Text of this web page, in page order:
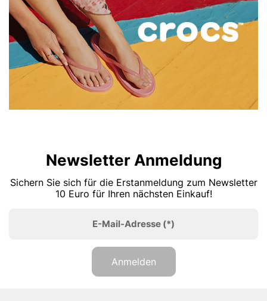
Newsletter Anmeldung
Sichern Sie sich für die Erstanmeldung zum Newsletter
10 Euro für Ihren nächsten Einkauf!
E-Mail-Adresse (*)
Anmelden